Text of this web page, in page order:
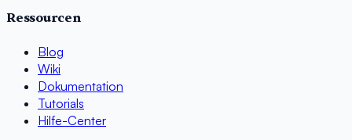
Ressourcen
Blog
Wiki
Dokumentation
Tutorials
Hilfe-Center